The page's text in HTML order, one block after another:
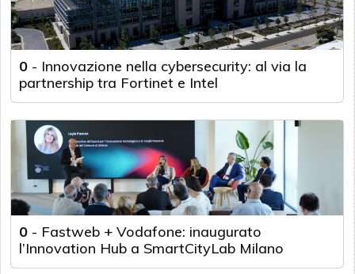
0 - Innovazione nella cybersecurity: al via la
partnership tra Fortinet e Intel
0 - Fastweb + Vodafone: inaugurato
l’Innovation Hub a SmartCityLab Milano